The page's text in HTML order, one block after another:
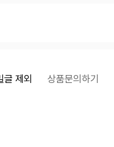
글 제외 상품문의하기